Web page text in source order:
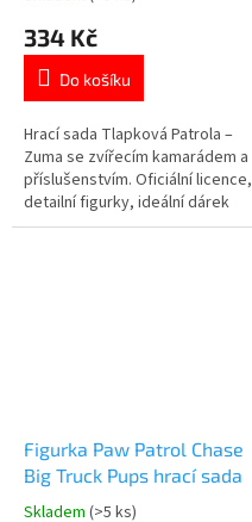
produktu
5,0
5
hvězdiček.
334 Kč
Do košíku
Hrací sada Tlapková Patrola –
Zuma se zvířecím kamarádem a
příslušenstvím. Oficiální licence,
detailní figurky, ideální dárek
pro malé fanoušky Paw Patrol.
Figurka Paw Patrol Chase
Big Truck Pups hrací sada
Průměrné
Skladem (>5 ks)